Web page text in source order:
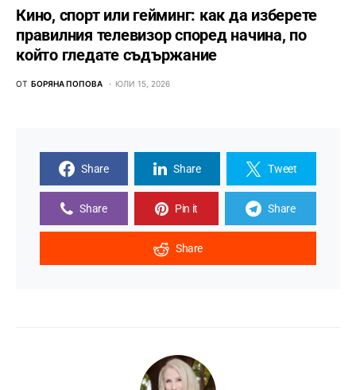
Кино, спорт или гейминг: как да изберете
правилния телевизор според начина, по
който гледате съдържание
ОТ БОРЯНА ПОПОВА ЮЛИ 15, 2026
Share Share Tweet
Share Pin it Share
Share